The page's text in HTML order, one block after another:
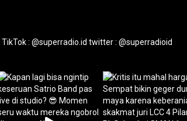
TikTok : @superradio.id twitter : @superradioid